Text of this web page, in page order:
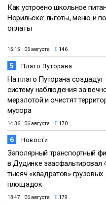
Как устроено школьное
Норильске: льготы, меню и
оплаты
15:15 06 августа 146
5 Плато Путорана
На плато Путорана создадут
систему наблюдения за
мерзлотой и очистят
мусора
14:36 06 августа 170
6 Новости
Заполярный транспортный
в Дудинке заасфальтировал
тысяч «квадратов» грузовых
площадок
13:47 06 августа 179